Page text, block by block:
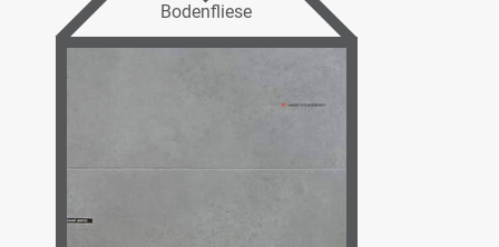
Bodenfliese